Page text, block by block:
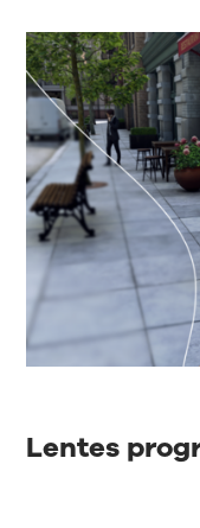
Lentes